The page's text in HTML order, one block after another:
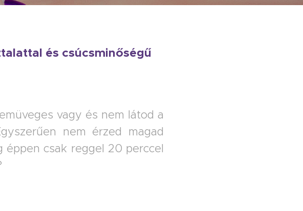
és csúcsminőségű
vagy és nem látod a
nem érzed magad
éppen csak reggel 20 perccel